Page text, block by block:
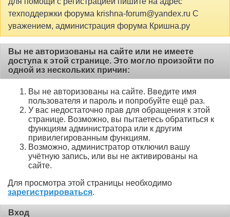
техподдержки форума krishna-forum@yandex.ru С
уважением, администрация форума Кришна.ру
Вы не авторизованы на сайте или не имеете
доступа к этой странице. Это могло произойти по
одной из нескольких причин:
Вы не авторизованы на сайте. Введите имя
пользователя и пароль и попробуйте ещё раз.
У вас недостаточно прав для обращения к этой
странице. Возможно, вы пытаетесь обратиться к
функциям администратора или к другим
привилегированным функциям.
Возможно, администратор отключил вашу
учётную запись, или вы не активированы на
сайте.
Для просмотра этой страницы необходимо
зарегистрироваться.
Вход